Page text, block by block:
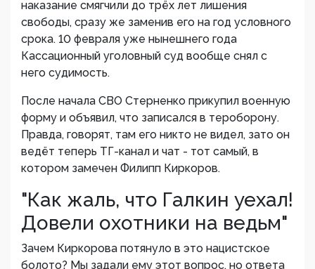
наказание смягчили до трёх лет лишения
свободы, сразу же заменив его на год условного
срока. 10 февраля уже нынешнего года
Кассационный уголовный суд вообще снял с
него судимость.
После начала СВО Стерненко прикупил военную
форму и объявил, что записался в тероборону.
Правда, говорят, там его никто не видел, зато он
ведёт теперь ТГ-канал и чат - тот самый, в
котором замечен Филипп Киркоров.
"Как жаль, что Галкин уехал!
Довели охотники на ведьм"
Зачем Киркорова потянуло в это нацистское
болото? Мы задали ему этот вопрос, но ответа